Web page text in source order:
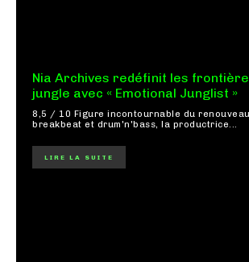
Nia Archives redéfinit les
jungle avec « Emotional Junglist »
8,5 / 10 Figure incontournable du renouveau de la scène
breakbeat et drum'n'bass, la productrice...
LIRE LA SUITE